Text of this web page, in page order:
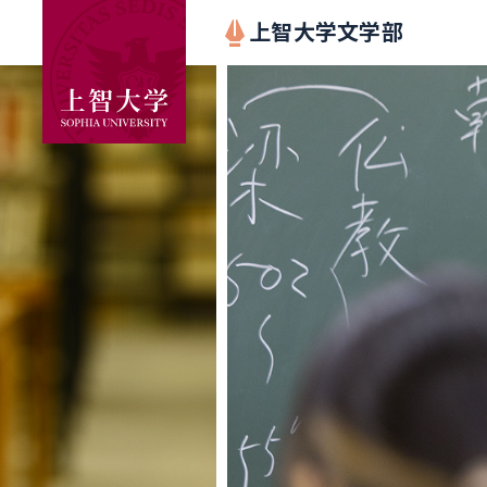
上智大学文学部